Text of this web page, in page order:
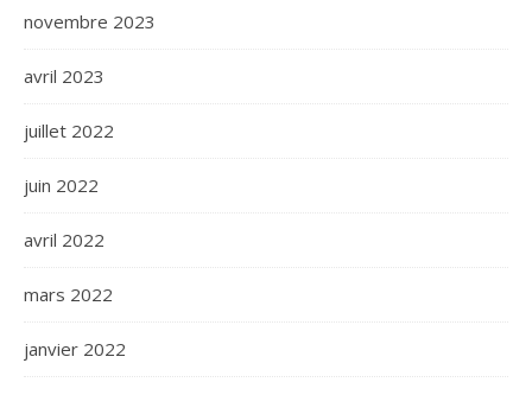
novembre 2023
avril 2023
juillet 2022
juin 2022
avril 2022
mars 2022
janvier 2022